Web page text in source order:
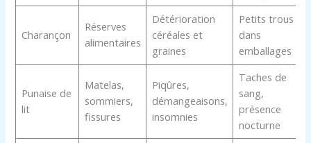
Charançon
Réserves
alimentaires
Détérioration
céréales et
graines
Petits trous
dans
emballages
Punaise de
lit
Matelas,
sommiers,
fissures
Piqûres,
démangeaisons,
insomnies
Taches de
sang,
présence
nocturne